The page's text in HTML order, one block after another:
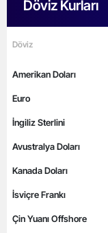
Döviz Kurları
Döviz
Amerikan Doları
Euro
İngiliz Sterlini
Avustralya Doları
Kanada Doları
İsviçre Frankı
Çin Yuanı Offshore